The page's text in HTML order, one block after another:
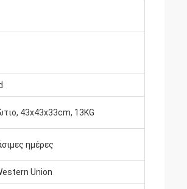
43x43x33cm, 13KG
ημέρες
Union